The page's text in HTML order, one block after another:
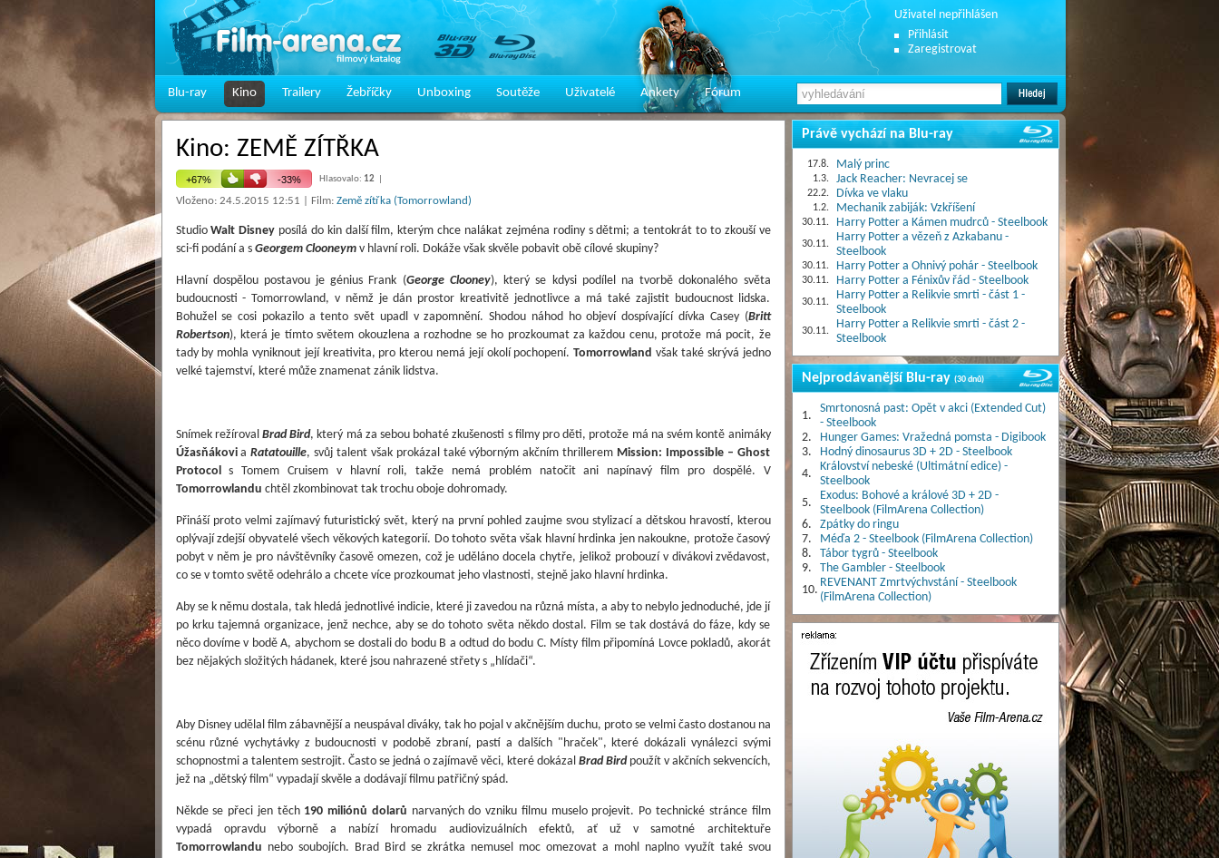
Uživatel nepřihlášen
Přihlásit
Zaregistrovat
Blu-ray Kino Trailery Žebříčky Unboxing Soutěže Uživatelé Ankety Fórum
Kino: ZEMĚ ZÍTŘKA
Hlasovalo: 12|
Vloženo: 24.5.2015 12:51 | Film: Země zítřka (Tomorrowland)
StudioWalt Disney posílá do kin další film, kterým chce nalákat zejména rodiny s dětmi; a tentokrát to to zkouší ve
sci-fi podání a s Georgem Clooneymv hlavní roli. Dokáže však skvěle pobavit obě cílové skupiny?
Hlavní dospělou postavou je génius Frank (George Clooney), který se kdysi podílel na tvorbě dokonalého světa
budoucnosti - Tomorrowland, v němž je dán prostor kreativitě jednotlivce a má také zajistit budoucnost lidska.
Bohužel se cosi pokazilo a tento svět upadl v zapomnění. Shodou náhod ho objeví dospívající dívka Casey (Britt
Robertson), která je tímto světem okouzlena a rozhodne se ho prozkoumat za každou cenu, protože má pocit, že
tady by mohla vyniknout její kreativita, pro kterou nemá její okolí pochopení.Tomorrowlandvšak také skrývá jedno
velké tajemství, které může znamenat zánik lidstva.
Snímek režírovalBrad Bird, který má za sebou bohaté zkušenosti s filmy pro děti, protože má na svém kontě animáky
ÚžasňákoviaRatatouille, svůj talent však prokázal také výborným akčním thrillerem Mission: Impossible – Ghost
Protocols Tomem Cruisem v hlavní roli, takže nemá problém natočit ani napínavý film pro dospělé. V
Tomorrowlandu chtěl zkombinovat tak trochu oboje dohromady.
Přináší proto velmi zajímavý futuristický svět, který na první pohled zaujme svou stylizací a dětskou hravostí, kterou
oplývají zdejší obyvatelé všech věkových kategorií. Do tohoto světa však hlavní hrdinka jen nakoukne, protože časový
pobyt v něm je pro návštěvníky časově omezen, což je uděláno docela chytře, jelikož probouzí v divákovi zvědavost,
co se v tomto světě odehrálo a chcete více prozkoumat jeho vlastnosti, stejně jako hlavní hrdinka.
Aby se k němu dostala, tak hledá jednotlivé indicie, které ji zavedou na různá místa, a aby to nebylo jednoduché, jde jí
po krku tajemná organizace, jenž nechce, aby se do tohoto světa někdo dostal. Film se tak dostává do fáze, kdy se
něco dovíme v bodě A, abychom se dostali do bodu B a odtud do bodu C. Místy film připomíná Lovce pokladů, akorát
bez nějakých složitých hádanek, které jsou nahrazené střety s „hlídači“.
Aby Disney udělal film zábavnější a neuspával diváky, tak ho pojal v akčnějším duchu, proto se velmi často dostanou na
scénu různé vychytávky z budoucnosti v podobě zbraní, pastí a dalších "hraček", které dokázali vynálezci svými
schopnostmi a talentem sestrojit. Často se jedná o zajímavě věci, které dokázalBrad Bird použít v akčních sekvencích,
jež na „dětský film“ vypadají skvěle a dodávají filmu patřičný spád.
Někde se přeci jen těch 190 miliónů dolarů narvaných do vzniku filmu muselo projevit. Po technické stránce film
vypadá opravdu výborně a nabízí hromadu audiovizuálních efektů, ať už v samotné architektuře
Tomorrowlandu nebo soubojích. Brad Bird se zkrátka nemusel moc omezovat a mohl naplno využít také svou
Právě vychází na Blu-ray
17.8. Malý princ
1.3. Jack Reacher: Nevracej se
22.2. Dívka ve vlaku
1.2. Mechanik zabiják: Vzkříšení
30.11. Harry Potter a Kámen mudrců - Steelbook
30.11.
Harry Potter a vězeň z Azkabanu -
Steelbook
30.11. Harry Potter a Ohnivý pohár - Steelbook
30.11. Harry Potter a Fénixův řád - Steelbook
30.11.
Harry Potter a Relikvie smrti - část 1 -
Steelbook
30.11.
Harry Potter a Relikvie smrti - část 2 -
Steelbook
Nejprodávanější Blu-ray(30 dnů)
1.
Smrtonosná past: Opět v akci (Extended Cut)
- Steelbook
2.
Hunger Games: Vražedná pomsta - Digibook
3.
Hodný dinosaurus 3D + 2D - Steelbook
4.
Království nebeské (Ultimátní edice) -
Steelbook
5.
Exodus: Bohové a králové 3D + 2D -
Steelbook (FilmArena Collection)
6.
Zpátky do ringu
7.
Méďa 2 - Steelbook (FilmArena Collection)
8.
Tábor tygrů - Steelbook
9.
The Gambler - Steelbook
10.
REVENANT Zmrtvýchvstání - Steelbook
(FilmArena Collection)